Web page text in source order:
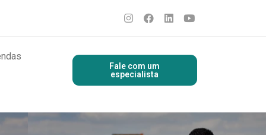
Fale com um
especialista